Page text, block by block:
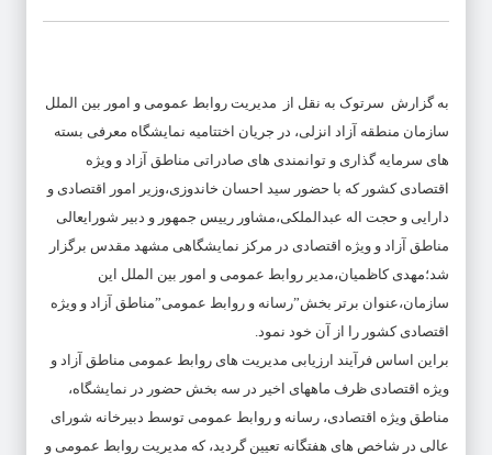
به گزارش سرتوک به نقل از مدیریت روابط عمومی و امور بین الملل
سازمان منطقه آزاد انزلی، در جریان اختتامیه نمایشگاه معرفی بسته
های سرمایه گذاری و توانمندی های صادراتی مناطق آزاد و ویژه
اقتصادی کشور که با حضور سید احسان خاندوزی،وزیر امور اقتصادی و
دارایی و حجت اله عبدالملکی،مشاور رییس جمهور و دبیر شورایعالی
مناطق آزاد و ویژه اقتصادی در مرکز نمایشگاهی مشهد مقدس برگزار
شد؛مهدی کاظمیان،مدیر روابط عمومی و امور بین الملل این
سازمان،عنوان برتر بخش”رسانه و روابط عمومی”مناطق آزاد و ویژه
اقتصادی کشور را از آن خود نمود.
براین اساس فرآیند ارزیابی مدیریت های روابط عمومی مناطق آزاد و
ویژه اقتصادی ظرف ماههای اخیر در سه بخش حضور در نمایشگاه،
مناطق ویژه اقتصادی، رسانه و روابط عمومی توسط دبیرخانه شورای
عالی در شاخص های هفتگانه تعیین گردید، که مدیریت روابط عمومی و